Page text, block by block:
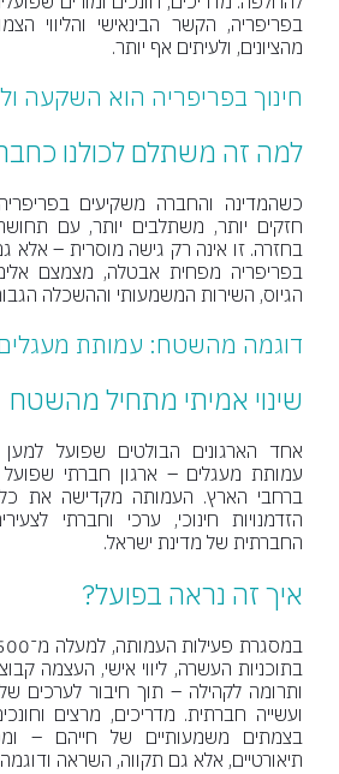
בפריפריה, הקשר הבינאישי והליווי
מהציונים, ולעיתים אף יותר.
חינוך בפריפריה הוא השקעה
למה זה משתלם לכולנו
כשהמדינה והחברה משקיעים
חזקים יותר, משתלבים יותר, עם
בחזרה. זו אינה רק גישה מוסרית – אלא
בפריפריה מפחית אבטלה, מצמצם
הגיוס, השירות המשמעותי וההשכלה
דוגמה מהשטח: עמותת
שינוי אמיתי מתחיל מהשטח
אחד הארגונים הבולטים שפועל למען
ברחבי הארץ. העמותה מקדישה את כל
הזדמנויות חינוכי, ערכי וחברתי
החברתית של מדינת ישראל.
איך זה נראה בפועל?
בתוכניות העשרה, ליווי אישי, העצמה
ותרומה לקהילה – תוך חיבור לערכים של
ועשייה חברתית. מדריכים, מרצים
בצמתים משמעותיים של חייהם –
תיאורטיים, אלא גם תקווה, השראה